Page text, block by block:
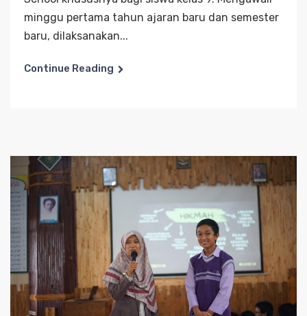
minggu pertama tahun ajaran baru dan semester
baru, dilaksanakan...
Continue Reading